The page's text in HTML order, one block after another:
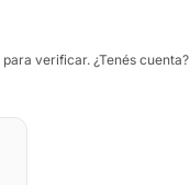
verificar. ¿Tenés cuenta?